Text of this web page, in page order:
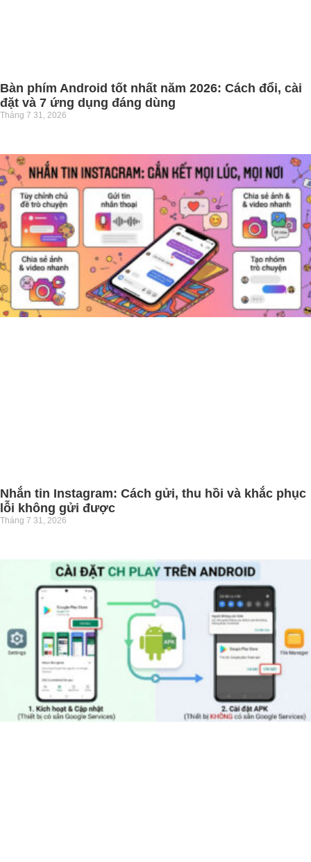
Bàn phím Android tốt nhất năm 2026: Cách đổi, cài
đặt và 7 ứng dụng đáng dùng
Tháng 7 31, 2026
Nhắn tin Instagram: Cách gửi, thu hồi và khắc phục
lỗi không gửi được
Tháng 7 31, 2026